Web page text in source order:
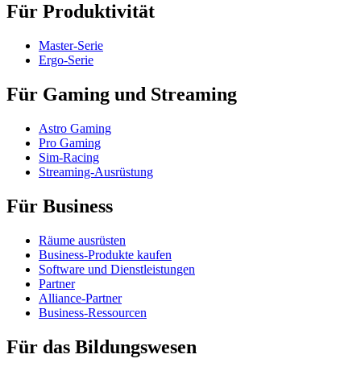
Für Produktivität
Master-Serie
Ergo-Serie
Für Gaming und Streaming
Astro Gaming
Pro Gaming
Sim-Racing
Streaming-Ausrüstung
Für Business
Räume ausrüsten
Business-Produkte kaufen
Software und Dienstleistungen
Partner
Alliance-Partner
Business-Ressourcen
Für das Bildungswesen